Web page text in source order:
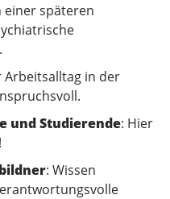
einer späteren
Arbeitsalltag in der
und Studierende: Hier
: Wissen